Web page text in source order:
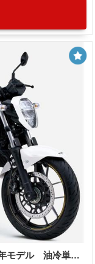
スズキ ＧＩＸＸＥＲ ２５０ ２０２６年モデル 油冷単気筒エンジン